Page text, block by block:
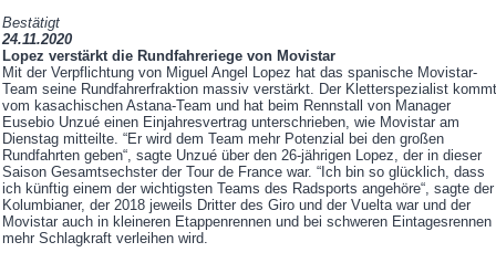
Bestätigt
24.11.2020
Lopez verstärkt die Rundfahreriege von Movistar
Mit der Verpflichtung von Miguel Angel Lopez hat das spanische Movistar-
Team seine Rundfahrerfraktion massiv verstärkt. Der Kletterspezialist kommt
vom kasachischen Astana-Team und hat beim Rennstall von Manager
Eusebio Unzué einen Einjahresvertrag unterschrieben, wie Movistar am
Dienstag mitteilte. “Er wird dem Team mehr Potenzial bei den großen
Rundfahrten geben“, sagte Unzué über den 26-jährigen Lopez, der in dieser
Saison Gesamtsechster der Tour de France war. “Ich bin so glücklich, dass
ich künftig einem der wichtigsten Teams des Radsports angehöre“, sagte der
Kolumbianer, der 2018 jeweils Dritter des Giro und der Vuelta war und der
Movistar auch in kleineren Etappenrennen und bei schweren Eintagesrennen
mehr Schlagkraft verleihen wird.